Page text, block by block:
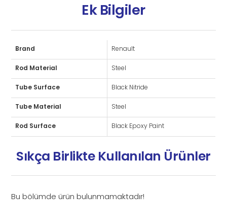
Ek Bilgiler
Brand Renault
Rod Material Steel
Tube Surface Black Nitride
Tube Material Steel
Rod Surface Black Epoxy Paint
Sıkça Birlikte Kullanılan Ürünler
Bu bölümde ürün bulunmamaktadır!